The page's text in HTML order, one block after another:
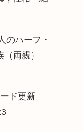
のハーフ・
両親）
ド更新